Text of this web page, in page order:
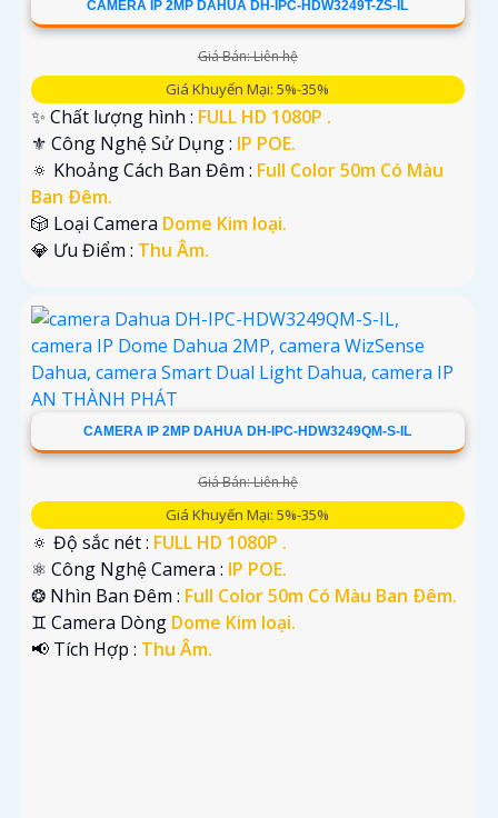
CAMERA IP 2MP DAHUA DH-IPC-HDW3249T-ZS-IL
Giá Bán: Liên hệ
Giá Khuyến Mại: 5%-35%
✨ Chất lượng hình : FULL HD 1080P .
⚜️ Công Nghệ Sử Dụng : IP POE.
🔅 Khoảng Cách Ban Đêm : Full Color 50m Có Màu
Ban Ðêm.
🎲 Loại Camera Dome Kim loại.
️💎 Ưu Điểm : Thu Âm.
CAMERA IP 2MP DAHUA DH-IPC-HDW3249QM-S-IL
Giá Bán: Liên hệ
Giá Khuyến Mại: 5%-35%
🔅 Độ sắc nét : FULL HD 1080P .
⚛️ Công Nghệ Camera : IP POE.
❂ Nhìn Ban Đêm : Full Color 50m Có Màu Ban Ðêm.
♊ Camera Dòng Dome Kim loại.
️📢 Tích Hợp : Thu Âm.